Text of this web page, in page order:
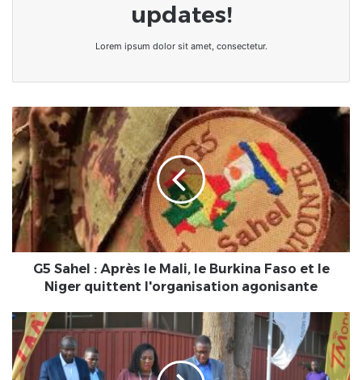
updates!
Lorem ipsum dolor sit amet, consectetur.
G5
Sahel
:
Après
le
Mali,
le
Burkina
Faso
quittent
l'organisation
agonisante
G5 Sahel : Après le Mali, le Burkina Faso et le
Niger quittent l'organisation agonisante
Manuella
Modukpe
SANTOS,
la